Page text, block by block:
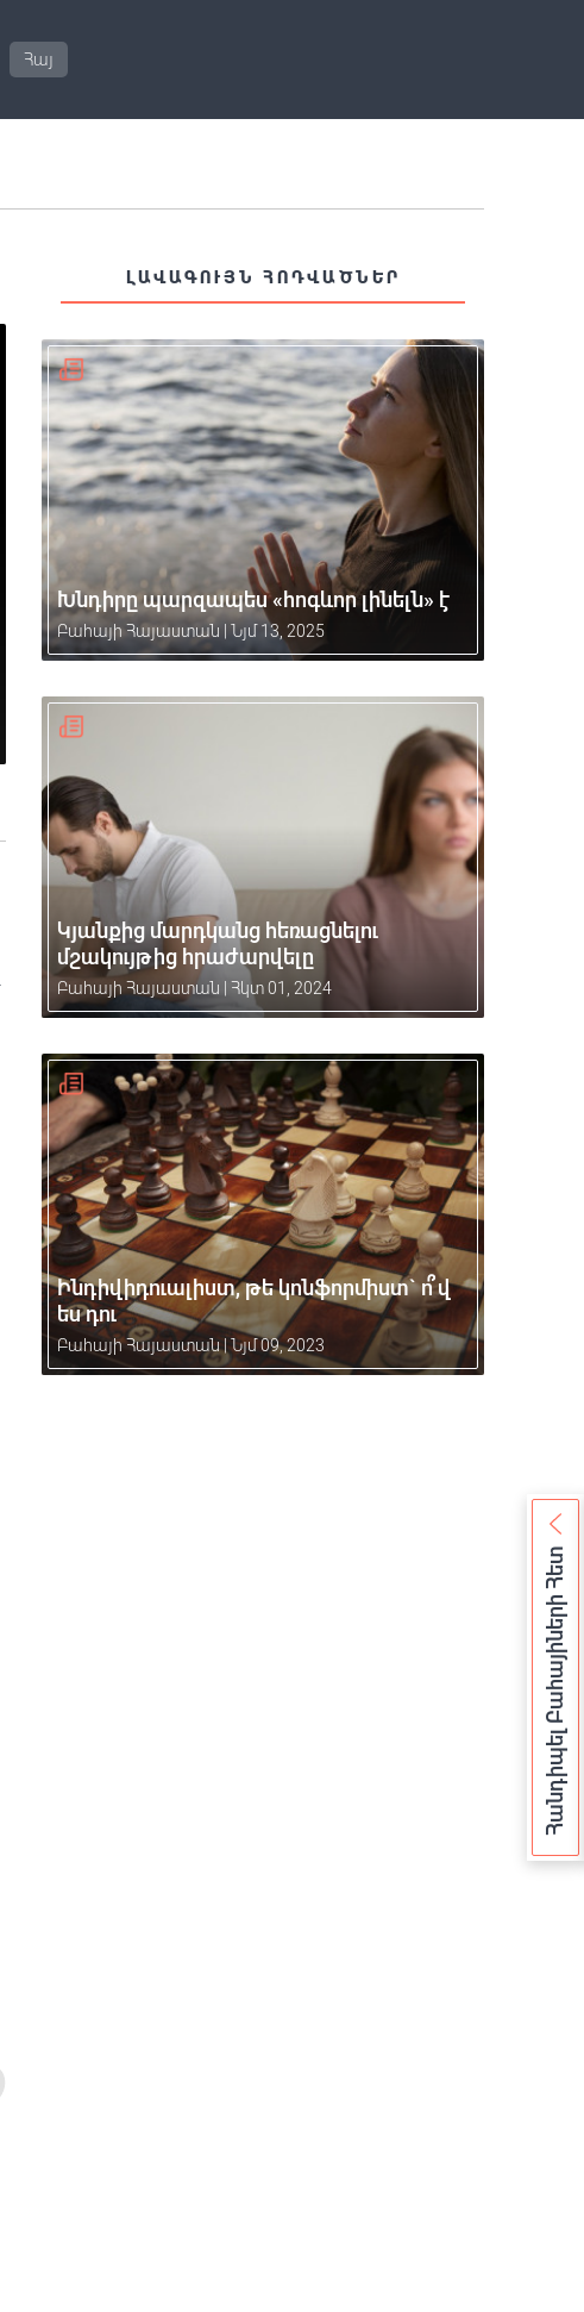
Հայ
Հանդիպել Բահայիների Հետ
ԼԱՎԱԳՈՒՅՆ ՀՈԴՎԱԾՆԵՐ
Խնդիրը պարզապես «հոգևոր լինելն» է
Բահայի Հայաստան |Նյմ 13, 2025
Կյանքից մարդկանց հեռացնելու
մշակույթից հրաժարվելը
Բահայի Հայաստան |Հկտ 01, 2024
Ինդիվիդուալիստ, թե կոնֆորմիստ` ո՞վ
ես դու
Բահայի Հայաստան|Նյմ 09, 2023